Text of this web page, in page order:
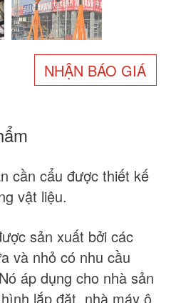
Câu hỏi thường gặp
NHẬN BÁO GIÁ
cần cẩu được thiết kế
vật liệu.
sản xuất bởi các
và nhỏ có nhu cầu
áp dụng cho nhà sản
lắp đặt, nhà máy ô